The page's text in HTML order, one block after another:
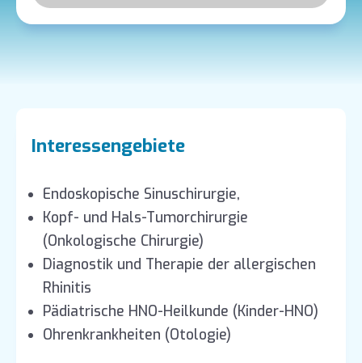
Interessengebiete
Endoskopische Sinuschirurgie,
Kopf- und Hals-Tumorchirurgie
(Onkologische Chirurgie)
Diagnostik und Therapie der allergischen
Rhinitis
Pädiatrische HNO-Heilkunde (Kinder-HNO)
Ohrenkrankheiten (Otologie)